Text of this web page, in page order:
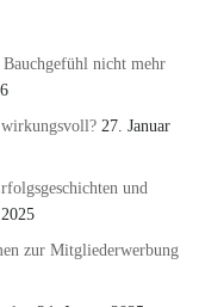
nicht mehr
27. Januar
und
zur Mitgliederwerbung